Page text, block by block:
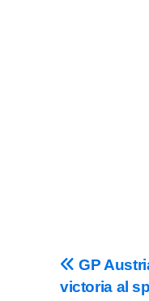
GP
victoria al